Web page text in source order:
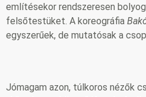
említésekor rendszeresen
felsőtestüket. A koreográfia
egyszerűek, de mutatósak a
Jómagam azon, túlkoros nézők